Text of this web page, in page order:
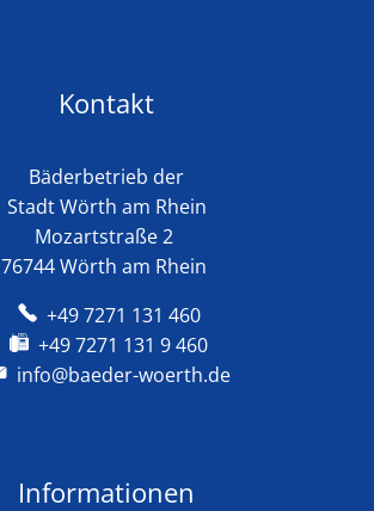
Kontakt
Bäderbetrieb der
Stadt Wörth am Rhein
Mozartstraße 2
76744 Wörth am Rhein
+49 7271 131 460
+49 7271 131 9 460
info@baeder-woerth.de
Informationen